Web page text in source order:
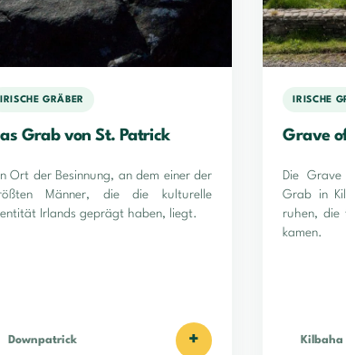
IRISCHE GRÄBER
Grab von St. Patrick
Ort der Besinnung, an dem einer der
Männer, die die kulturelle
Irlands geprägt haben, liegt.
Downpatrick +
IRISCHE
Grave
Die
Grab in
ruhen, die
kamen.
Kilbaha